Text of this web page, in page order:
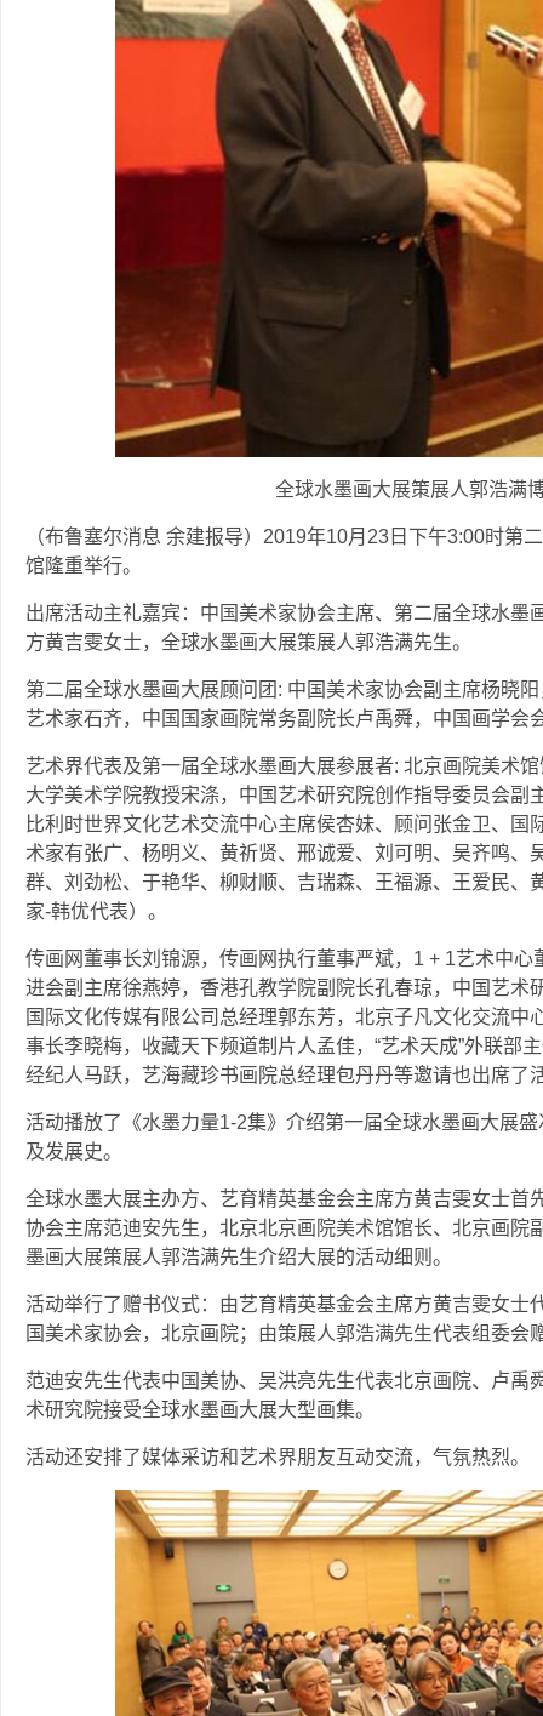
全球水墨画大展策展人郭浩满
（布鲁塞尔消息 余建报导）2019年10月23日下午3:00时第
馆隆重举行。
出席活动主礼嘉宾：中国美术家协会主席、第二届全球水墨
方黄吉雯女士，全球水墨画大展策展人郭浩满先生。
第二届全球水墨画大展顾问团: 中国美术家协会副主席杨晓
艺术家石齐，中国国家画院常务副院长卢禹舜，中国画学会
艺术界代表及第一届全球水墨画大展参展者: 北京画院美术
大学美术学院教授宋涤，中国艺术研究院创作指导委员会副
比利时世界文化艺术交流中心主席侯杏妹、顾问张金卫、
术家有张广、杨明义、黄祈贤、邢诚爱、刘可明、吴齐鸣、
群、刘劲松、于艳华、柳财顺、吉瑞森、王福源、王爱民、
家-韩优代表）。
传画网董事长刘锦源，传画网执行董事严斌，1 + 1艺术中
进会副主席徐燕婷，香港孔教学院副院长孔春琼，中国艺术
国际文化传媒有限公司总经理郭东芳，北京子凡文化交流
事长李晓梅，收藏天下频道制片人孟佳，“艺术天成”外联部
经纪人马跃，艺海藏珍书画院总经理包丹丹等邀请也出席了
活动播放了《水墨力量1-2集》介绍第一届全球水墨画大展
及发展史。
全球水墨大展主办方、艺育精英基金会主席方黄吉雯女士首
协会主席范迪安先生，北京北京画院美术馆馆长、北京画院
墨画大展策展人郭浩满先生介绍大展的活动细则。
活动举行了赠书仪式：由艺育精英基金会主席方黄吉雯女士
国美术家协会，北京画院；由策展人郭浩满先生代表组委
范迪安先生代表中国美协、吴洪亮先生代表北京画院、卢禹
术研究院接受全球水墨画大展大型画集。
活动还安排了媒体采访和艺术界朋友互动交流，气氛热烈。